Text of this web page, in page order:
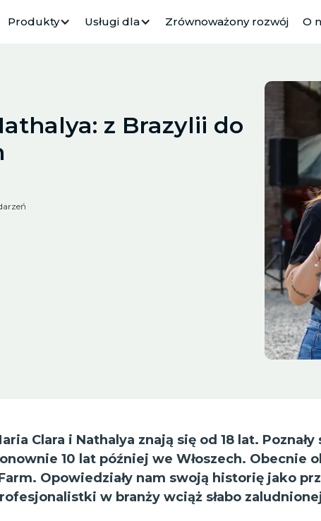
Produkty Usługi dla Zrównoważony rozwój O
z Brazylii do
Clara i Nathalya znają się od 18 lat.
10 lat później we Włoszech. Obecnie
Opowiedziały nam swoją historię jako
w branży wciąż słabo